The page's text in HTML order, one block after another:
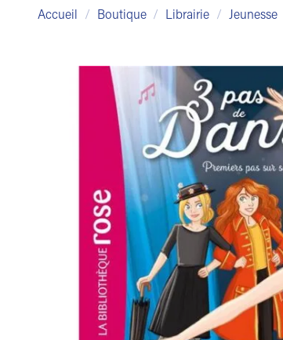
Accueil / Boutique / Librairie / Jeunesse